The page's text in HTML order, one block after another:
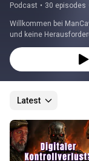
Podcast • 30 episodes
Willkommen bei
und keine
Latest